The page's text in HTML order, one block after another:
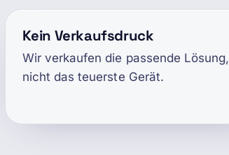
Kein Verkaufsdruck
Wir verkaufen die passende Lösung,
nicht das teuerste Gerät.